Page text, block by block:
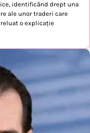
identificând drept una
ale unor traderi care
o explicație